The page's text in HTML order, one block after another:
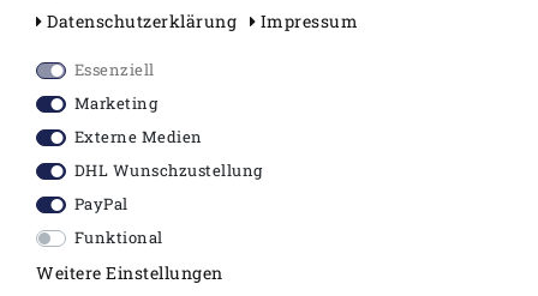
inkl. ges. MwSt.zzgl.
In den Warenkorb
inkl. ges. MwSt.
SALE
Daten­schutz­erklärung Impressum
Essenziell
Marketing
Externe Medien
DHL Wunschzustellung
PayPal
Funktional
Weitere Einstellungen